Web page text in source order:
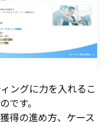
ングに力を入れるこ
です。
得の進め方、ケース